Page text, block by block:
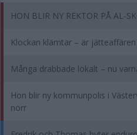
HON BLIR NY REKTOR PÅ AL-
Klockan klämtar – är
Många drabbade lokalt – nu
Hon blir ny kommunpolis i
norr